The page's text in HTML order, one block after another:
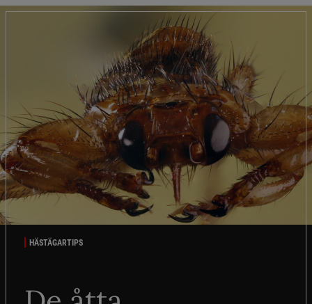
HÄSTÄGARTIPS